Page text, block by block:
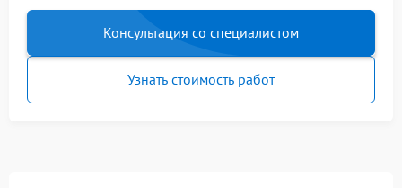
Консультация со специалистом
Узнать стоимость работ